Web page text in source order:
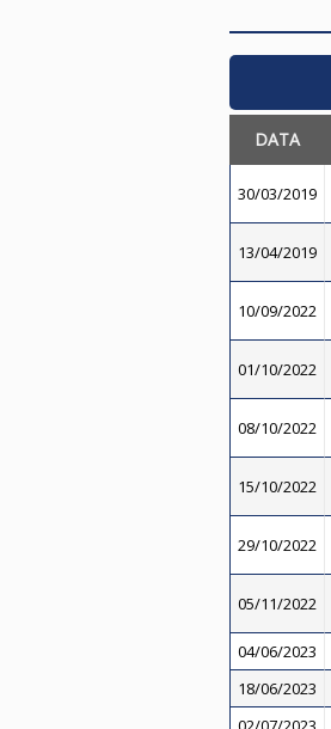
DATA
30/03/2019
13/04/2019
10/09/2022
01/10/2022
08/10/2022
15/10/2022
29/10/2022
05/11/2022
04/06/2023
18/06/2023